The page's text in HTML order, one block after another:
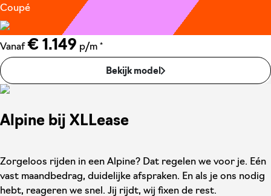
Coupé
Vanaf € 1.149 p/m *
Bekijk model
Alpine bij XLLease
Zorgeloos rijden in een Alpine? Dat regelen we voor je. Eén
vast maandbedrag, duidelijke afspraken. En als je ons nodig
hebt, reageren we snel. Jij rijdt, wij fixen de rest.